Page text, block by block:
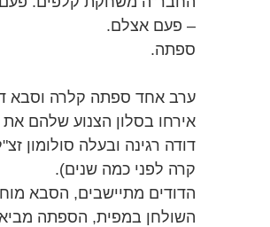
– פעם אצלם.
ספתה.
ערב אחד ספתה קלרה וסבא
אירחו בסלון הצנוע שלהם את
דודה רגינה ובעלה סולומון
קרה לפני כמה שנים).
הדודים מתיישבים, הסבא
השולחן במפית, הספתה